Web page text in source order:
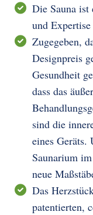
Die Sauna ist
und
Zugegeben,
Designpreis
Gesundheit
dass das
sind die
eines Geräts.
Saunarium
neue
Das
patentierten,